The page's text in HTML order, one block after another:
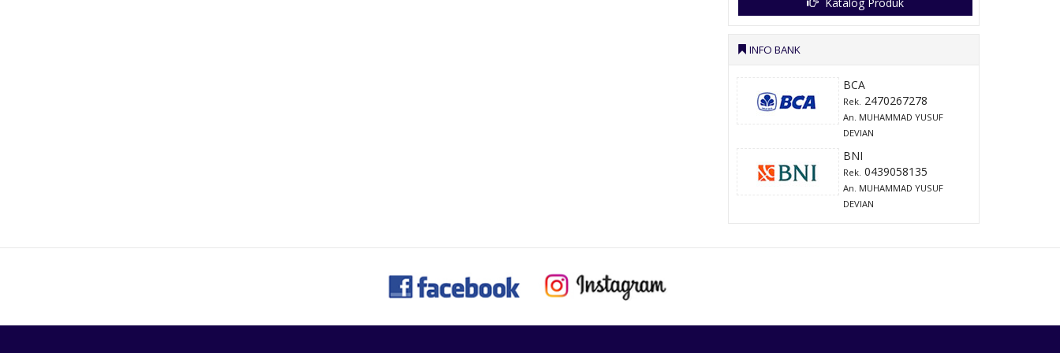
INFO BANK
BCA
Rek. 2470267278
An. MUHAMMAD YUSUF
DEVIAN
BNI
Rek. 0439058135
An. MUHAMMAD YUSUF
DEVIAN